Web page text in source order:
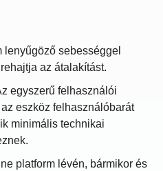
lenyűgöző sebességgel
az átalakítást.
egyszerű felhasználói
eszköz felhasználóbarát
minimális technikai
platform lévén, bármikor és